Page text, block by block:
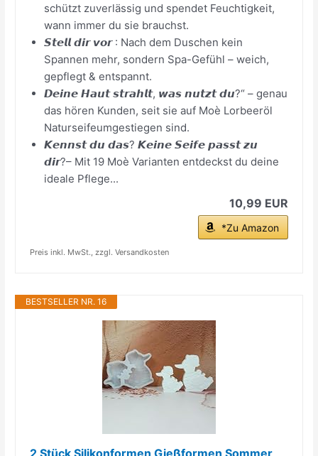
schützt zuverlässig und spendet Feuchtigkeit,
wann immer du sie brauchst.
𝙎𝙩𝙚𝙡𝙡 𝙙𝙞𝙧 𝙫𝙤𝙧 : Nach dem Duschen kein
Spannen mehr, sondern Spa-Gefühl – weich,
gepflegt & entspannt.
𝘿𝙚𝙞𝙣𝙚 𝙃𝙖𝙪𝙩 𝙨𝙩𝙧𝙖𝙝𝙡𝙩, 𝙬𝙖𝙨 𝙣𝙪𝙩𝙯𝙩 𝙙𝙪?“ – genau
das hören Kunden, seit sie auf Moè Lorbeeröl
Naturseifeumgestiegen sind.
𝙆𝙚𝙣𝙣𝙨𝙩 𝙙𝙪 𝙙𝙖𝙨? 𝙆𝙚𝙞𝙣𝙚 𝙎𝙚𝙞𝙛𝙚 𝙥𝙖𝙨𝙨𝙩 𝙯𝙪
𝙙𝙞𝙧?– Mit 19 Moè Varianten entdeckst du deine
ideale Pflege...
10,99 EUR
*Zu Amazon
Preis inkl. MwSt., zzgl. Versandkosten
BESTSELLER NR. 16
2 Stück Silikonformen Gießformen Sommer